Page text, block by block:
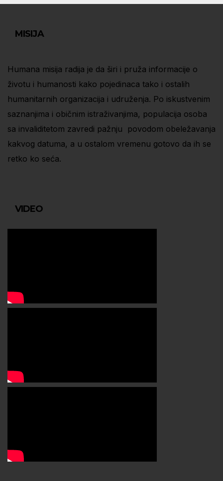
MISIJA
Humana misija radija je da širi i pruža informacije o
životu i humanosti kako pojedinaca tako i ostalih
humanitarnih organizacija i udruženja. Po iskustvenim
saznanjima i običnim istraživanjima, populacija osoba
sa invaliditetom zavredi pažnju povodom obeležavanja
kakvog datuma, a u ostalom vremenu gotovo da ih se
retko ko seća.
VIDEO